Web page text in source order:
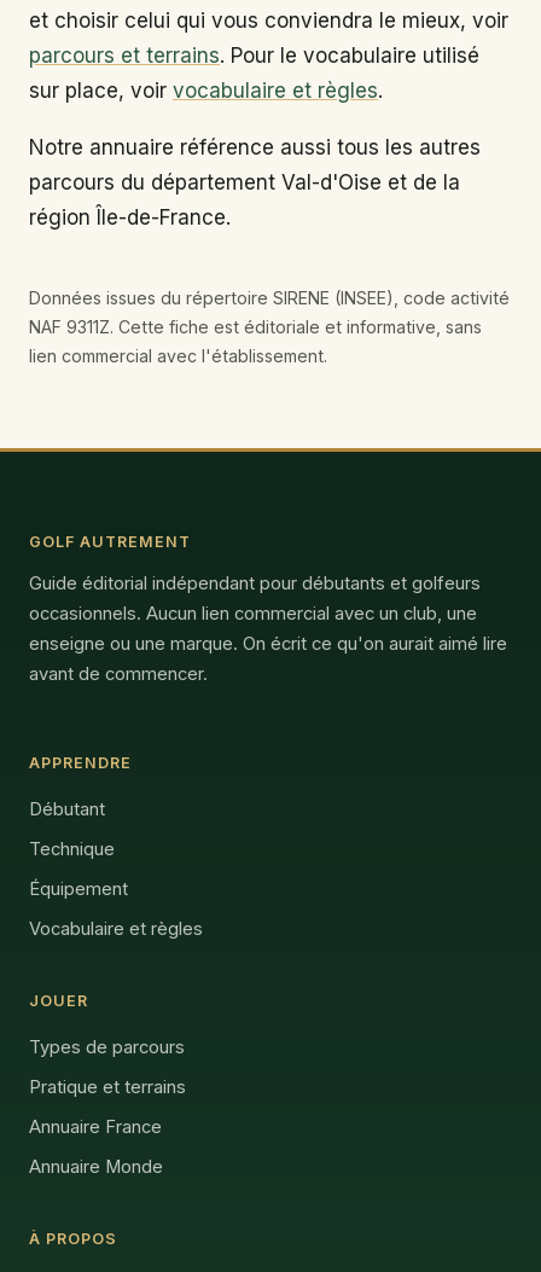
et choisir celui qui vous conviendra le mieux, voir
parcours et terrains. Pour le vocabulaire utilisé
sur place, voir vocabulaire et règles.
Notre annuaire référence aussi tous les autres
parcours du département Val-d'Oise et de la
région Île-de-France.
Données issues du répertoire SIRENE (INSEE), code activité
NAF 9311Z. Cette fiche est éditoriale et informative, sans
lien commercial avec l'établissement.
GOLF AUTREMENT
Guide éditorial indépendant pour débutants et golfeurs
occasionnels. Aucun lien commercial avec un club, une
enseigne ou une marque. On écrit ce qu'on aurait aimé lire
avant de commencer.
APPRENDRE
Débutant
Technique
Équipement
Vocabulaire et règles
JOUER
Types de parcours
Pratique et terrains
Annuaire France
Annuaire Monde
À PROPOS